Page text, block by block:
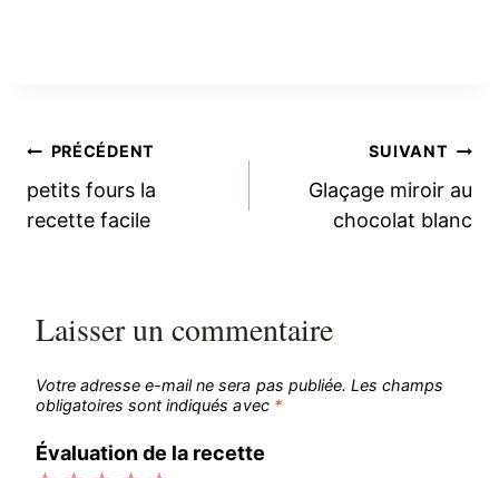
Navigation
de
PRÉCÉDENT
petits fours la
recette facile
SUIVANT
Glaçage miroir au
chocolat blanc
Laisser un commentaire
Votre adresse e-mail ne sera pas publiée. Les champs
obligatoires sont indiqués avec *
Évaluation de la recette